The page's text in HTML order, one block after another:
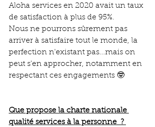
Aloha services en 2020 avait un taux
de satisfaction à plus de 95%.
Nous ne pourrons sûrement pas
arriver à satisfaire tout le monde, la
perfection n'existant pas...mais on
peut s'en approcher, notamment en
respectant ces engagements 🤓
Que propose la charte nationale
qualité services à la personne  ?